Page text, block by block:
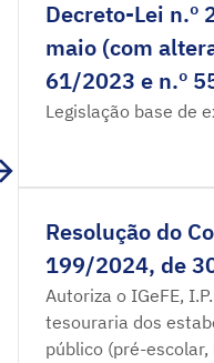
Decreto-Lei n.º
maio (com
61/2023 e n.º
Legislação base de
Resolução do
199/2024, de
Autoriza o IGeFE,
tesouraria dos
público (pré-